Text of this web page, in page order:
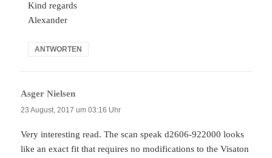
Kind regards
Alexander
ANTWORTEN
Asger Nielsen
23 August, 2017 um 03:16 Uhr
Very interesting read. The scan speak d2606-922000 looks
like an exact fit that requires no modifications to the Visaton